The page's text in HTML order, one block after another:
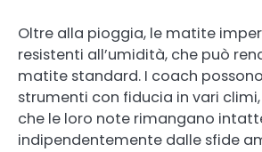
Oltre alla pioggia, le matite
resistenti all’umidità, che può
matite standard. I coach
strumenti con fiducia in vari
che le loro note rimangano
indipendentemente dalle sfide